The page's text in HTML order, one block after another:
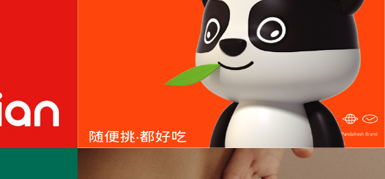
品牌设计｜云鹿智能门
小米生态链唯一的智能门专业品牌